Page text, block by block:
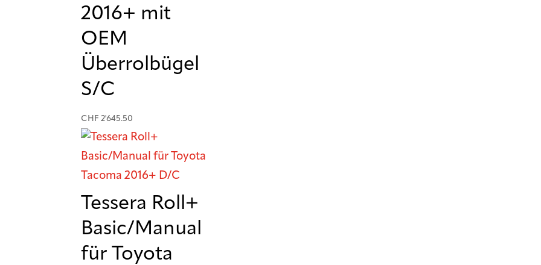
2016+ mit
OEM
Überrolbügel
S/C
CHF 2'645.50
Tessera Roll+
Basic/Manual
für Toyota